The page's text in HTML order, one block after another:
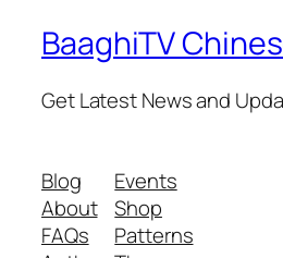
BaaghiTV
Get Latest News and
Blog
About
FAQs
Events
Shop
Patterns